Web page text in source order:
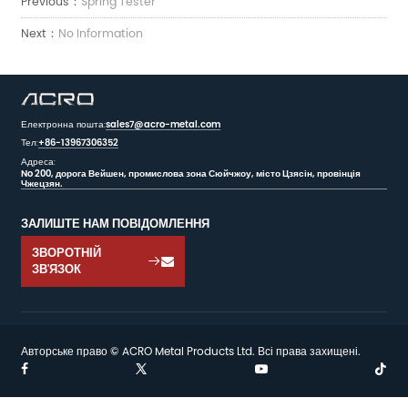
Next： No Information
Електронна пошта:sales7@acro-metal.com
Тел:+86-13967306352
Адреса:
No 200, дорога Вейшен, промислова зона Сюйчжоу, місто Цзясін, провінція
Чжецзян.
ЗАЛИШТЕ НАМ ПОВІДОМЛЕННЯ
ЗВОРОТНІЙ
ЗВ'ЯЗОК

Авторське право © ACRO Metal Products Ltd. Всі права захищені.
 